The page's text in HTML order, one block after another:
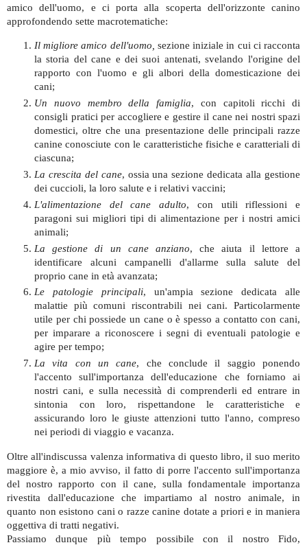
amico dell'uomo, e ci porta alla scoperta dell'orizzonte canino
approfondendo sette macrotematiche:
Il migliore amico dell'uomo, sezione iniziale in cui ci racconta
la storia del cane e dei suoi antenati, svelando l'origine del
rapporto con l'uomo e gli albori della domesticazione dei
cani;
Un nuovo membro della famiglia, con capitoli ricchi di
consigli pratici per accogliere e gestire il cane nei nostri spazi
domestici, oltre che una presentazione delle principali razze
canine conosciute con le caratteristiche fisiche e caratteriali di
ciascuna;
La crescita del cane, ossia una sezione dedicata alla gestione
dei cuccioli, la loro salute e i relativi vaccini;
L'alimentazione del cane adulto, con utili riflessioni e
paragoni sui migliori tipi di alimentazione per i nostri amici
animali;
La gestione di un cane anziano, che aiuta il lettore a
identificare alcuni campanelli d'allarme sulla salute del
proprio cane in età avanzata;
Le patologie principali, un'ampia sezione dedicata alle
malattie più comuni riscontrabili nei cani. Particolarmente
utile per chi possiede un cane o è spesso a contatto con cani,
per imparare a riconoscere i segni di eventuali patologie e
agire per tempo;
La vita con un cane, che conclude il saggio ponendo
l'accento sull'importanza dell'educazione che forniamo ai
nostri cani, e sulla necessità di comprenderli ed entrare in
sintonia con loro, rispettandone le caratteristiche e
assicurando loro le giuste attenzioni tutto l'anno, compreso
nei periodi di viaggio e vacanza.
Oltre all'indiscussa valenza informativa di questo libro, il suo merito
maggiore è, a mio avviso, il fatto di porre l'accento sull'importanza
del nostro rapporto con il cane, sulla fondamentale importanza
rivestita dall'educazione che impartiamo al nostro animale, in
quanto non esistono cani o razze canine dotate a priori e in maniera
oggettiva di tratti negativi.
Passiamo dunque più tempo possibile con il nostro Fido,